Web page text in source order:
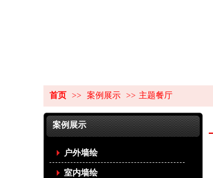
首页 >> 案例展示 >> 主题餐厅
案例展示
户外墙绘
室内墙绘